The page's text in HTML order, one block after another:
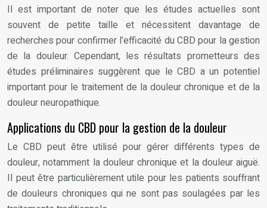
Il est important de noter que les études actuelles sont
souvent de petite taille et nécessitent davantage de
recherches pour confirmer l’efficacité du CBD pour la gestion
de la douleur. Cependant, les résultats prometteurs des
études préliminaires suggèrent que le CBD a un potentiel
important pour le traitement de la douleur chronique et de la
douleur neuropathique.
Applications du CBD pour la gestion de la douleur
Le CBD peut être utilisé pour gérer différents types de
douleur, notamment la douleur chronique et la douleur aiguë.
Il peut être particulièrement utile pour les patients souffrant
de douleurs chroniques qui ne sont pas soulagées par les